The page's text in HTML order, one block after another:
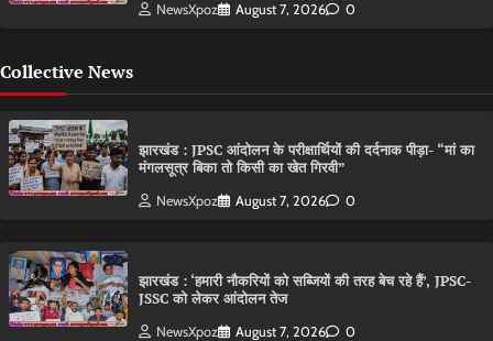
NewsXpoz August 7, 2026 0
Collective News
झारखंड : JPSC आंदोलन के परीक्षार्थियों की दर्दनाक पीड़ा- “मां का
मंगलसूत्र बिका तो किसी का खेत गिरवी”
NewsXpoz August 7, 2026 0
झारखंड : ‘हमारी नौकरियों को सब्जियों की तरह बेच रहे हैं’, JPSC-
JSSC को लेकर आंदोलन तेज
NewsXpoz August 7, 2026 0